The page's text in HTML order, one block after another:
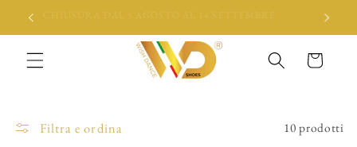
direttamente
ai contenuti
CHIUSURA DAL 5 AGOSTO AL 14 SETTEMBRE
Carrello
Filtra e ordina 10 prodotti